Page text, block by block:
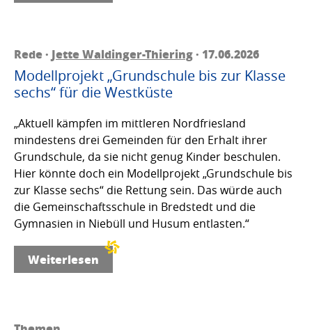
Rede · Jette Waldinger-Thiering· 17.06.2026
Modellprojekt „Grundschule bis zur Klasse
sechs“ für die Westküste
„Aktuell kämpfen im mittleren Nordfriesland
mindestens drei Gemeinden für den Erhalt ihrer
Grundschule, da sie nicht genug Kinder beschulen.
Hier könnte doch ein Modellprojekt „Grundschule bis
zur Klasse sechs“ die Rettung sein. Das würde auch
die Gemeinschaftsschule in Bredstedt und die
Gymnasien in Niebüll und Husum entlasten.“
Weiterlesen